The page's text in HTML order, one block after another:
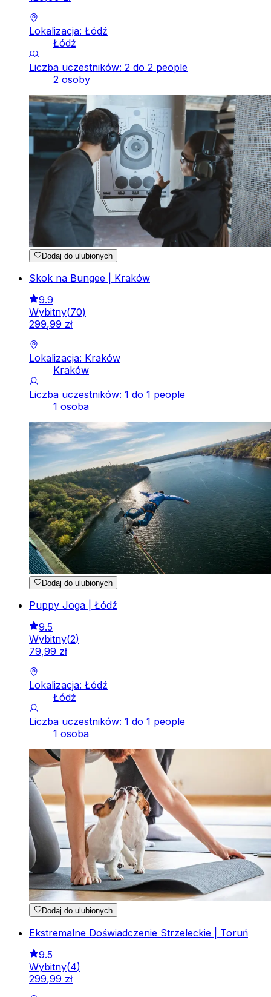
Lokalizacja: Łódź
Łódź
Liczba uczestników: 2 do 2 people
2 osoby
Dodaj do ulubionych
Skok na Bungee | Kraków
9.9
Wybitny(70)
299,99 zł
Lokalizacja: Kraków
Kraków
Liczba uczestników: 1 do 1 people
1 osoba
Dodaj do ulubionych
Puppy Joga | Łódź
9.5
Wybitny(2)
79,99 zł
Lokalizacja: Łódź
Łódź
Liczba uczestników: 1 do 1 people
1 osoba
Dodaj do ulubionych
Ekstremalne Doświadczenie Strzeleckie | Toruń
9.5
Wybitny(4)
299,99 zł